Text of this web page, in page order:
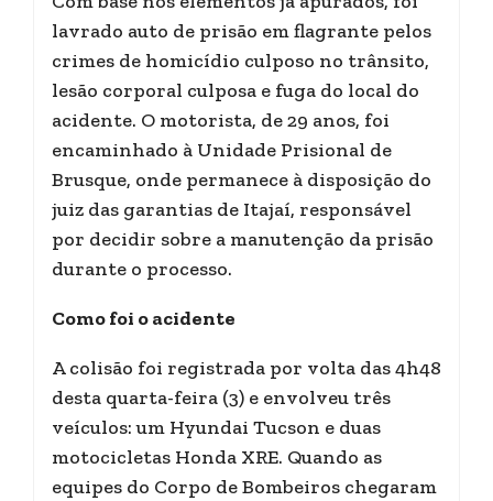
lavrado auto de prisão em flagrante pelos
crimes de homicídio culposo no trânsito,
lesão corporal culposa e fuga do local do
acidente. O motorista, de 29 anos, foi
encaminhado à Unidade Prisional de
Brusque, onde permanece à disposição do
juiz das garantias de Itajaí, responsável
por decidir sobre a manutenção da prisão
durante o processo.
Como foi o acidente
A colisão foi registrada por volta das 4h48
desta quarta-feira (3) e envolveu três
veículos: um Hyundai Tucson e duas
motocicletas Honda XRE. Quando as
equipes do Corpo de Bombeiros chegaram